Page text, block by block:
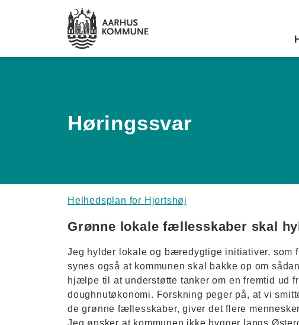
Høringssvar
Helhedsplan for Hjortshøj
Grønne lokale fællesskaber skal
Jeg hylder lokale og bæredygtige initiativer, som
synes også at kommunen skal bakke op om
hjælpe til at understøtte tanker om en fremtid ud
doughnutøkonomi. Forskning peger på, at vi
de grønne fællesskaber, giver det flere